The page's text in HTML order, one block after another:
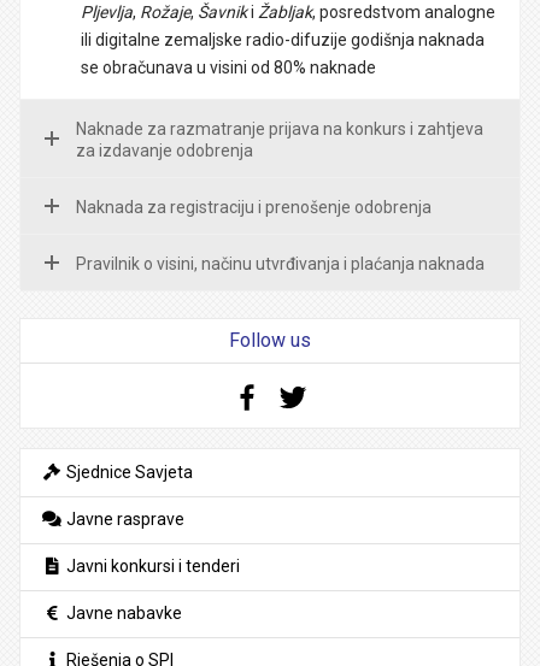
Pljevlja, Rožaje, Šavniki Žabljak, posredstvom analogne
ili digitalne zemaljske radio-difuzije godišnja naknada
se obračunava u visini od 80% naknade
Naknade za razmatranje prijava na konkurs i zahtjeva
za izdavanje odobrenja
Naknada za registraciju i prenošenje odobrenja
Pravilnik o visini, načinu utvrđivanja i plaćanja naknada
Follow us
Facebook
Sjednice Savjeta
Javne rasprave
Javni konkursi i tenderi
Javne nabavke
Rješenja o SPI